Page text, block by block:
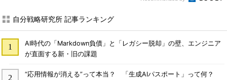
自分戦略研究所 記事ランキング
AI時代の「Markdown負債」と「レガシー脱却」の壁、エンジニア
が直面する新・旧の課題
“応用情報が消える”って本当？ 「生成AIパスポート」って何？